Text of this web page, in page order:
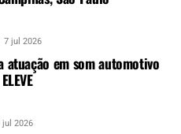
7 jul 2026
atuação em som automotivo
jul 2026